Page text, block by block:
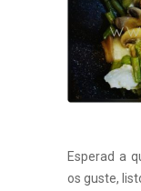
Esperad a
os guste,